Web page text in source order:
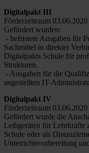
Digitalpakt III
Förderzeitraum
Gefördert wurden:
- befristete Ausgaben für
Sachmittel in direkter
Digitalpakts Schule für
Strukturen.
- Ausgaben für die
angestellten IT-
Digitalpakt IV
Förderzeitraum
Gefördert wurde die
Leihgeräten für Lehrkräfte
Schule oder als
Unterrichtsvorbereitung